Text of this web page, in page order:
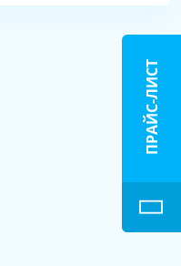
ПРАЙС-ЛИСТ